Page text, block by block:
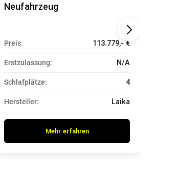
Neufahrzeug
Preis: 113.779,- €
Erstzulassung: N/A
Schlafplätze: 4
Hersteller: Laika
Mehr erfahren